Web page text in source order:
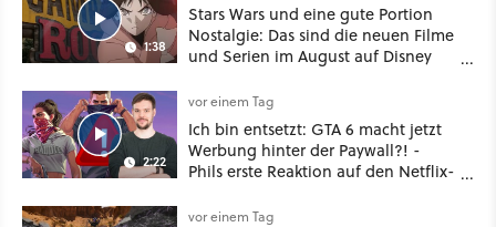
1:38
Stars Wars und eine gute Portion
Nostalgie: Das sind die neuen Filme
und Serien im August auf Disney
2:22
vor einem Tag
Ich bin entsetzt: GTA 6 macht jetzt
Werbung hinter der Paywall?! -
Phils erste Reaktion auf den Netflix-
vor einem Tag